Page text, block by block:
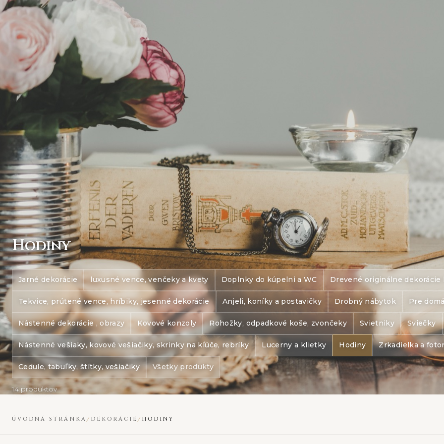
Hodiny
Jarné dekorácie luxusné vence, venčeky a kvety Doplnky do kúpelni a WC Drevené originálne dekorácie
Tekvice, prútené vence, hríbiky, jesenné dekorácie Anjeli, koníky a postavičky Drobný nábytok Pre
Nástenné dekorácie , obrazy Kovové konzoly Rohožky, odpadkové koše, zvončeky Svietniky Sviečky
Nástenné vešiaky, kovové vešiačiky, skrinky na kľúče, rebríky Lucerny a klietky Hodiny Zrkadielka a
Cedule, tabuľky, štítky, vešiačiky Všetky produkty
14 produktov
ÚVODNÁ STRÁNKA DEKORÁCIE HODINY